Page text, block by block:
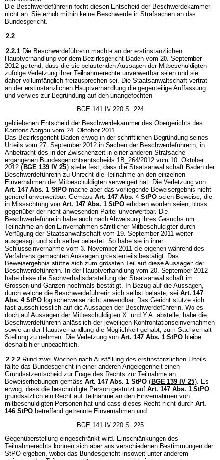
Die Beschwerdeführerin focht diesen Entscheid der Beschwerdekammer
nicht an. Sie erhob mithin keine Beschwerde in Strafsachen an das
Bundesgericht.
2.2
2.2.1 Die Beschwerdeführerin machte an der erstinstanzlichen
Hauptverhandlung vor dem Bezirksgericht Baden vom 20. September
2012 geltend, dass die sie belastenden Aussagen der Mitbeschuldigten
zufolge Verletzung ihrer Teilnahmerechte unverwertbar seien und sie
daher vollumfänglich freizusprechen sei. Die Staatsanwaltschaft vertrat
an der erstinstanzlichen Hauptverhandlung die gegenteilige Auffassung
und verwies zur Begründung auf den unangefochten
BGE 141 IV 220 S. 224
gebliebenen Entscheid der Beschwerdekammer des Obergerichts des
Kantons Aargau vom 24. Oktober 2011.
Das Bezirksgericht Baden erwog in der schriftlichen Begründung seines
Urteils vom 27. September 2012 in Sachen der Beschwerdeführerin, in
Anbetracht des in der Zwischenzeit in einer anderen Strafsache
ergangenen Bundesgerichtsentscheids 1B_264/2012 vom 10. Oktober
2012 ( BGE 139 IV 25) stehe fest, dass die Staatsanwaltschaft Baden der
Beschwerdeführerin zu Unrecht die Teilnahme an den einzelnen
Einvernahmen der Mitbeschuldigten verweigert hat. Die Verletzung von
Art. 147 Abs. 1 StPO mache aber das vorliegende Beweisergebnis nicht
generell unverwertbar. Gemäss Art. 147 Abs. 4 StPO seien Beweise, die
in Missachtung von Art. 147 Abs. 1 StPO erhoben worden seien, bloss
gegenüber der nicht anwesenden Partei unverwertbar. Die
Beschwerdeführerin habe auch nach Abweisung ihres Gesuchs um
Teilnahme an den Einvernahmen sämtlicher Mitbeschuldigter durch
Verfügung der Staatsanwaltschaft vom 19. September 2011 weiter
ausgesagt und sich selber belastet. So habe sie in ihrer
Schlusseinvernahme vom 3. November 2011 die eigenen während des
Verfahrens gemachten Aussagen grösstenteils bestätigt. Das
Beweisergebnis stütze sich zum grössten Teil auf diese Aussagen der
Beschwerdeführerin. In der Hauptverhandlung vom 20. September 2012
habe diese die Sachverhaltsdarstellung der Staatsanwaltschaft im
Grossen und Ganzen nochmals bestätigt. In Bezug auf die Aussagen,
durch welche die Beschwerdeführerin sich selbst belaste, sei Art. 147
Abs. 4 StPO logischerweise nicht anwendbar. Das Gericht stütze sich
fast ausschliesslich auf die Aussagen der Beschwerdeführerin. Wo es
doch auf Aussagen der Mitbeschuldigten X. und Y.A. abstelle, habe die
Beschwerdeführerin anlässlich der jeweiligen Konfrontationseinvernahmen
sowie an der Hauptverhandlung die Möglichkeit gehabt, zum Sachverhalt
Stellung zu nehmen. Die Verletzung von Art. 147 Abs. 1 StPO bleibe
deshalb hier unbeachtlich.
2.2.2 Rund zwei Wochen nach Ausfällung des erstinstanzlichen Urteils
fällte das Bundesgericht in einer anderen Angelegenheit einen
Grundsatzentscheid zur Frage des Rechts zur Teilnahme an
Beweiserhebungen gemäss Art. 147 Abs. 1 StPO ( BGE 139 IV 25). Es
erwog, dass die beschuldigte Person gestützt auf Art. 147 Abs. 1 StPO
grundsätzlich ein Recht auf Teilnahme an den Einvernahmen von
mitbeschuldigten Personen hat und dass dieses Recht nicht durch Art.
146 StPO betreffend getrennte Einvernahmen und
BGE 141 IV 220 S. 225
Gegenüberstellung eingeschränkt wird. Einschränkungen des
Teilnahmerechts können sich aber aus verschiedenen Bestimmungen der
StPO ergeben, wobei das Bundesgericht insoweit unter anderem